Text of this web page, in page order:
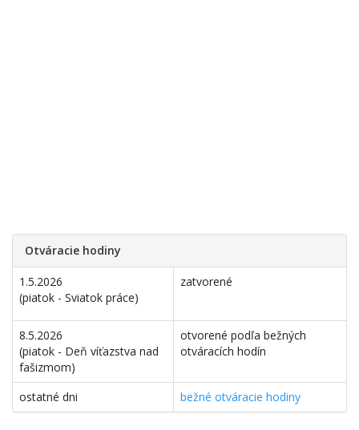
Otváracie hodiny
1.5.2026
(piatok - Sviatok práce)
zatvorené
8.5.2026
(piatok - Deň víťazstva nad
fašizmom)
otvorené podľa bežných
otváracích hodín
ostatné dni bežné otváracie hodiny